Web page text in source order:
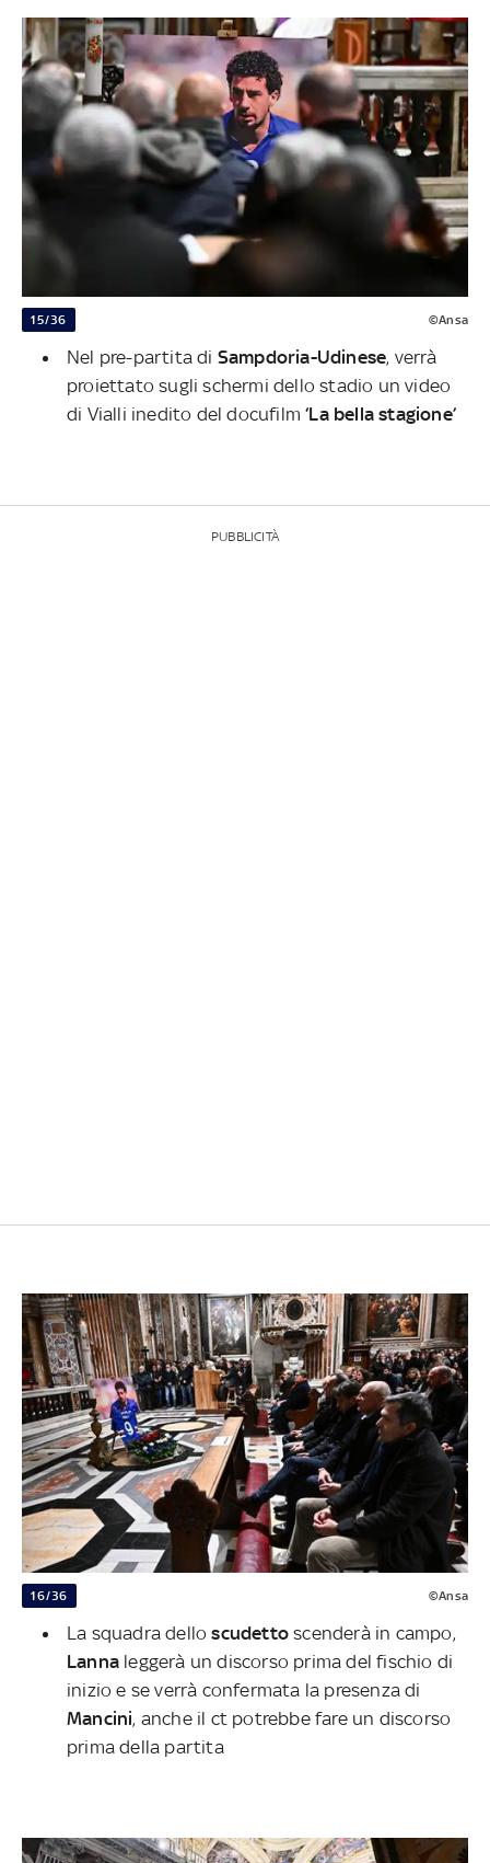
15/36 ©Ansa
Nel pre-partita di Sampdoria-Udinese, verrà
proiettato sugli schermi dello stadio un video
di Vialli inedito del docufilm‘La bella stagione’
PUBBLICITÀ
16/36 ©Ansa
La squadra delloscudettoscenderà in campo,
Lanna leggerà un discorso prima del fischio di
inizio e se verrà confermata la presenza di
Mancini, anche il ct potrebbe fare un discorso
prima della partita